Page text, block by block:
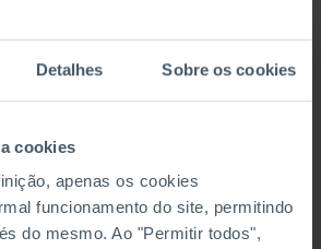
Detalhes Sobre os cookies
cookies
apenas os cookies
funcionamento do site, permitindo
do mesmo. Ao "Permitir todos",